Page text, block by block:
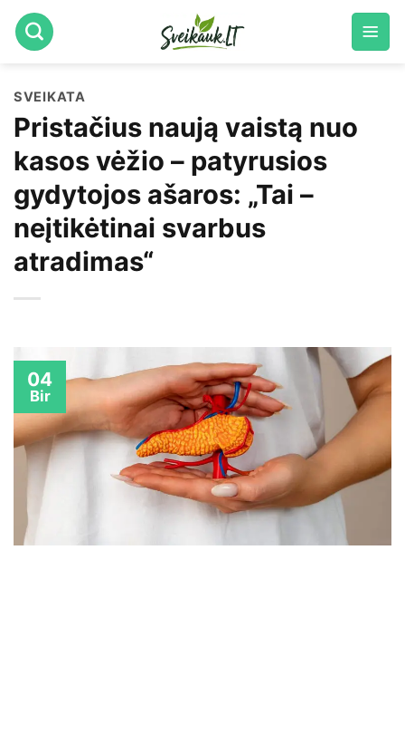
Skip
to
SVEIKATA
Pristačius naują vaistą nuo
kasos vėžio – patyrusios
gydytojos ašaros: „Tai –
neįtikėtinai svarbus
atradimas“
04
Bir